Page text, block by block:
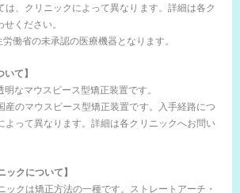
は、クリニックによって異なります。詳細は各ク
ください。
働省の未承認の医療機器となります。
て】
なマウスピース型矯正装置です。
のマウスピース型矯正装置です。入手経路につ
よって異なります。詳細は各クリニックへお問い
ックについて】
クは矯正方法の一種です。ストレートアーチ・